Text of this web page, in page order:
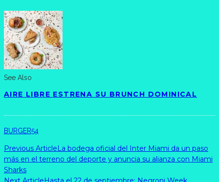
See Also
AIRE LIBRE ESTRENA SU BRUNCH DOMINICAL
BURGER54
Previous Article La bodega oficial del Inter Miami da un paso
más en el terreno del deporte y anuncia su alianza con Miami
Sharks